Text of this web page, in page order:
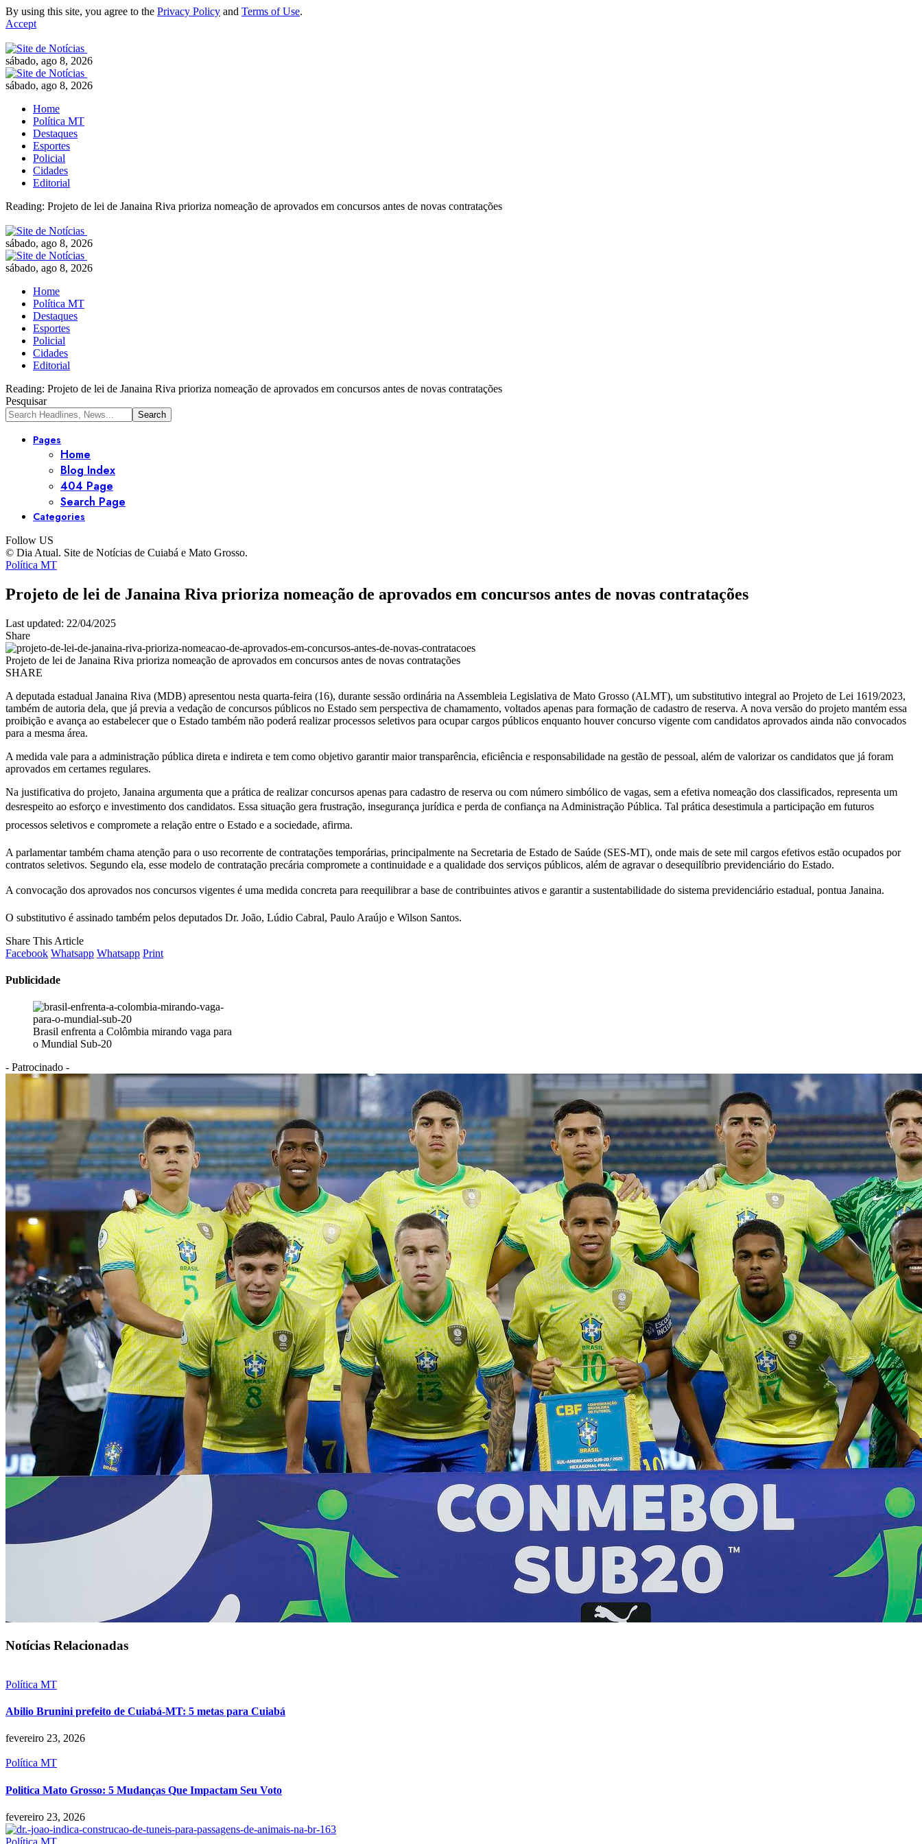
By using this site, you agree to the Privacy Policy and Terms of Use.
Accept
sábado, ago 8, 2026
sábado, ago 8, 2026
Home
Política MT
Destaques
Esportes
Policial
Cidades
Editorial
Reading: Projeto de lei de Janaina Riva prioriza nomeação de aprovados em concursos antes de novas contratações
sábado, ago 8, 2026
sábado, ago 8, 2026
Home
Política MT
Destaques
Esportes
Policial
Cidades
Editorial
Reading: Projeto de lei de Janaina Riva prioriza nomeação de aprovados em concursos antes de novas contratações
Pesquisar
Pages
Home
Blog Index
404 Page
Search Page
Categories
Follow US
© Dia Atual. Site de Notícias de Cuiabá e Mato Grosso.
Política MT
Projeto de lei de Janaina Riva prioriza nomeação de aprovados em concursos antes de novas contratações
Last updated: 22/04/2025
Share
Projeto de lei de Janaina Riva prioriza nomeação de aprovados em concursos antes de novas contratações
SHARE
A deputada estadual Janaina Riva (MDB) apresentou nesta quarta-feira (16), durante sessão ordinária na Assembleia Legislativa de Mato Grosso (ALMT), um substitutivo integral ao Projeto de Lei 1619/2023,
também de autoria dela, que já previa a vedação de concursos públicos no Estado sem perspectiva de chamamento, voltados apenas para formação de cadastro de reserva. A nova versão do projeto mantém essa
proibição e avança ao estabelecer que o Estado também não poderá realizar processos seletivos para ocupar cargos públicos enquanto houver concurso vigente com candidatos aprovados ainda não convocados
para a mesma área.
A medida vale para a administração pública direta e indireta e tem como objetivo garantir maior transparência, eficiência e responsabilidade na gestão de pessoal, além de valorizar os candidatos que já foram
aprovados em certames regulares.
Na justificativa do projeto, Janaina argumenta que a prática de realizar concursos apenas para cadastro de reserva ou com número simbólico de vagas, sem a efetiva nomeação dos classificados, representa um
desrespeito ao esforço e investimento dos candidatos. Essa situação gera frustração, insegurança jurídica e perda de confiança na Administração Pública. Tal prática desestimula a participação em futuros
processos seletivos e compromete a relação entre o Estado e a sociedade, afirma.
A parlamentar também chama atenção para o uso recorrente de contratações temporárias, principalmente na Secretaria de Estado de Saúde (SES-MT), onde mais de sete mil cargos efetivos estão ocupados por
contratos seletivos. Segundo ela, esse modelo de contratação precária compromete a continuidade e a qualidade dos serviços públicos, além de agravar o desequilíbrio previdenciário do Estado.
A convocação dos aprovados nos concursos vigentes é uma medida concreta para reequilibrar a base de contribuintes ativos e garantir a sustentabilidade do sistema previdenciário estadual, pontua Janaina.
O substitutivo é assinado também pelos deputados Dr. João, Lúdio Cabral, Paulo Araújo e Wilson Santos.
Share This Article
Facebook Whatsapp Whatsapp Print
Publicidade
Brasil enfrenta a Colômbia mirando vaga para
o Mundial Sub-20
- Patrocinado -
Notícias Relacionadas
Política MT
Abilio Brunini prefeito de Cuiabá-MT: 5 metas para Cuiabá
fevereiro 23, 2026
Política MT
Politica Mato Grosso: 5 Mudanças Que Impactam Seu Voto
fevereiro 23, 2026
Política MT